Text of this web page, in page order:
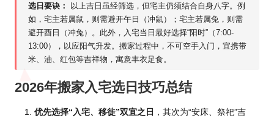
选日要诀：
以上吉日虽经筛选，但宅主仍须结合自身八字。例
如，宅主若属鼠，则需避开午日（冲鼠）；宅主若属兔，则需
避开酉日（冲兔）。此外，入宅当日最好选择“阳时”（7:00-
13:00），以应阳气升发。搬家过程中，不可空手入门，宜携带
米、油、红包等吉祥物，寓意丰衣足食。
2026年搬家入宅选日技巧总结
优先选择“入宅、移徙”双宜之日 ，其次为“安床、祭祀”吉